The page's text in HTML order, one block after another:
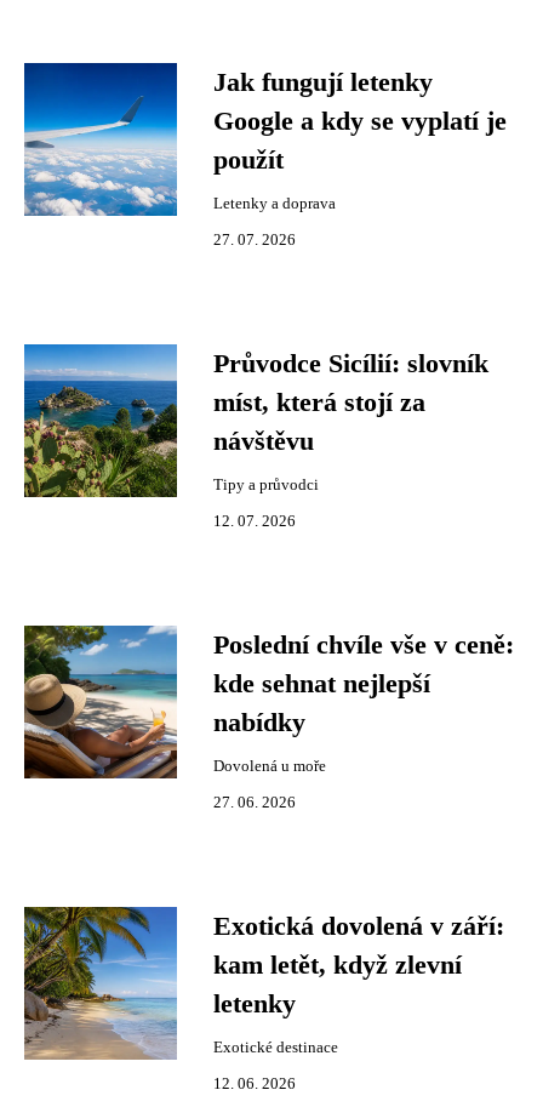
Jak fungují letenky
Google a kdy se vyplatí je
použít
Letenky a doprava
27. 07. 2026
Průvodce Sicílií: slovník
míst, která stojí za
návštěvu
Tipy a průvodci
12. 07. 2026
Poslední chvíle vše v ceně:
kde sehnat nejlepší
nabídky
Dovolená u moře
27. 06. 2026
Exotická dovolená v září:
kam letět, když zlevní
letenky
Exotické destinace
12. 06. 2026